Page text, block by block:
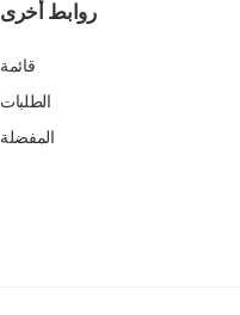
روابط أخرى
قائمة
الطلبات
المفضلة